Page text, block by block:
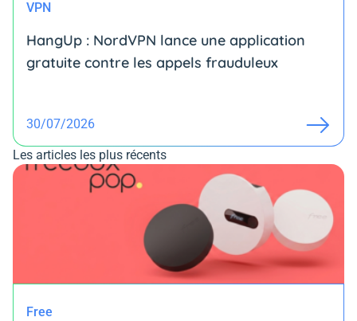
VPN
HangUp : NordVPN lance une application
gratuite contre les appels frauduleux
30/07/2026
Les articles les plus récents
Free